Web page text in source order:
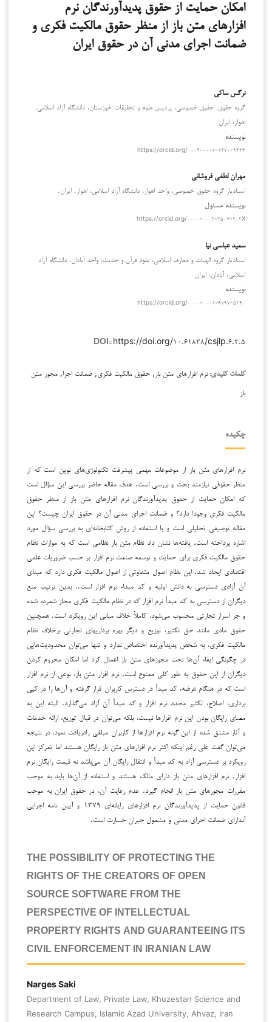
امکان حمایت از حقوق پدیدآورندگان نرم
افزارهای متن باز از منظر حقوق مالکیت فکری و
ضمانت اجرای مدنی آن در حقوق ایران
نرگس ساکی
گروه حقوق، حقوق خصوصی، پردیس علوم و تحقیقات خوزستان، دانشگاه آزاد اسلامی،
اهواز، ایران
نویسنده
https://orcid.org/۰۰۰۹-۰۰۰۷-۱۴۷۰-۹۴۲۳
مهران لطفی فروشانی
استادیار گروه حقوق خصوصی، واحد اهواز، دانشگاه آزاد اسلامی، اهواز. ایران.
نویسنده مسئول
https://orcid.org/۰۰۰۰-۰۰۰۳-۲۵۰۷-۲۰۲X
سعید عباسی نیا
استادیار گروه الهیات و معارف اسلامی، علوم قرآن و حدیث، واحد آبادان، دانشگاه آزاد
اسلامی، آبادان، ایران
نویسنده
https://orcid.org/۰۰۰۰-۰۰۰۱-۹۷۹۷-۵۲۹۰
DOI:: https://doi.org/۱۰.۶۱۸۳۸/csjlp.۶.۲.۵
کلمات کلیدی:نرم افزارهای متن باز, حقوق مالکیت فکری, ضمانت اجرا, مجوز متن
باز
چکیده
نرم افزارهای متن باز از موضوعات مهمی پیشرفت تکنولوژی‌های نوین است که از
منظر حقوقی نیازمند بحث و بررسی است. هدف مقاله حاضر بررسی این سؤال است
که امکان حمایت از حقوق پدیدآورندگان نرم افزارهای متن باز از منظر حقوق
مالکیت فکری وجودا دارد؟ و ضمانت اجرای مدنی آن در حقوق ایران چیست؟ این
مقاله توصیفی تحلیلی است و با استفاده از روش کتابخانه‌ای به بررسی سؤال مورد
اشاره پرداخته است. یافته‌ها نشان داد نظام متن باز نظامی است که به موازات نظام
حقوق مالکیت فکری برای حمایت و توسعه صنعت نرم افزار بر حسب ضروریات علمی
اقتصادی ایجاد شد. این نظام اصول متفاوتی از اصول مالکیت فکری دارد که مبنای
آن آزادی دسترسی به دانش اولیه و کد مبداء نرم افزار است.. بدین ترتیب منع
دیگران از دسترسی به کد مبدأ نرم افزار که در نظام مالکیت فکری مجاز شمرده شده
و جز اسرار تجارتی محسوب می‌شود، کاملاً خلاف مبانی این رویکرد است. همچنین
حقوق مادی مانند حق تکثیر، توزیع و دیگر بهره برداری­های تجارتی برخلاف نظام
مالکیت فکری، به شخص پدیدآورنده اختصاص ندارد و تنها می‌توان محدودیت‌هایی
در چگونگی ایفاء آن‌ها تحت مجوز‌های متن باز اعمال کرد اما امکان محروم کردن
دیگران از این حقوق به طور کلی ممنوع است. نرم افزار متن باز، نوعی از نرم افزار
است که در هنگام عرضه، کد مبدأ در دسترس کاربران قرار گرفته و آن‌ها را در کپی
برداری، اصلاح، تکثیر مجدد نرم افزار و کد مبدأ آن آزاد می‌گذارد. البته این به
معنای رایگان بودن این نرم افزارها نیست، بلکه می‌توان در قبال توزیع، ارائه خدمات
و آثار مشتق شده از این گونه نرم افزارها از کاربران مبلغی رادریافت نمود، در نتیجه
می‌توان گفت علی رغم اینکه اکثر نرم افزارهای متن باز رایگان هستند اما تمرکز این
رویکرد بر دسترسی آزاد به کد مبدأ و انتقال رایگان آن می‌باشد نه قیمت رایگان نرم
افزار. نرم افزارهای متن باز دارای مالک هستند و استفاده از آن‌ها باید به موجب
مقررات مجوز‌های متن باز انجام گیرد. عدم رعایت آن، در حقوق ایران به موجب
قانون حمایت از پدیدآورندگان نرم افزارهای رایانه‌ای ۱۳۷۹ و آیین نامه اجرایی
آندارای ضمانت اجرای مدنی و مشمول جبران خسارت است.
THE POSSIBILITY OF PROTECTING THE
RIGHTS OF THE CREATORS OF OPEN
SOURCE SOFTWARE FROM THE
PERSPECTIVE OF INTELLECTUAL
PROPERTY RIGHTS AND GUARANTEEING ITS
CIVIL ENFORCEMENT IN IRANIAN LAW
Narges Saki
Department of Law, Private Law, Khuzestan Science and
Research Campus, Islamic Azad University, Ahvaz, Iran